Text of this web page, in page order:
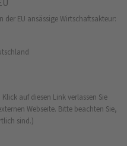
EU ansässige Wirtschaftsakteur:
auf diesen Link verlassen Sie
Webseite. Bitte beachten Sie,
sind.)